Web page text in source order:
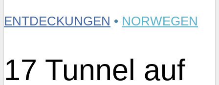
ENTDECKUNGEN • NORWEGEN
17 Tunnel auf